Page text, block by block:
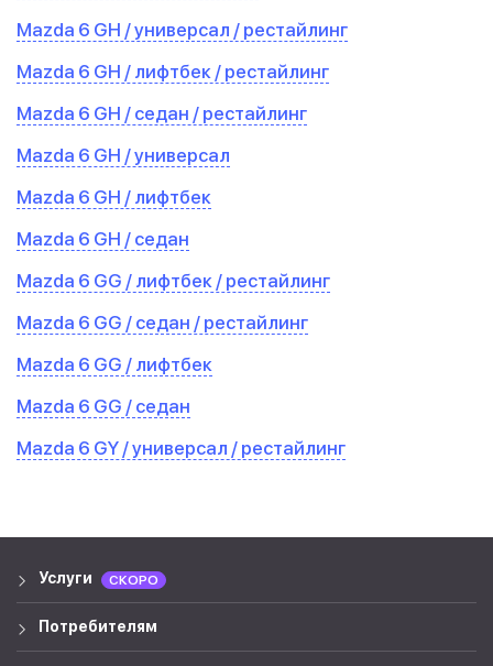
Mazda 6 GH / универсал / рестайлинг
Mazda 6 GH / лифтбек / рестайлинг
Mazda 6 GH / седан / рестайлинг
Mazda 6 GH / универсал
Mazda 6 GH / лифтбек
Mazda 6 GH / седан
Mazda 6 GG / лифтбек / рестайлинг
Mazda 6 GG / седан / рестайлинг
Mazda 6 GG / лифтбек
Mazda 6 GG / седан
Mazda 6 GY / универсал / рестайлинг
Услуги СКОРО
Потребителям